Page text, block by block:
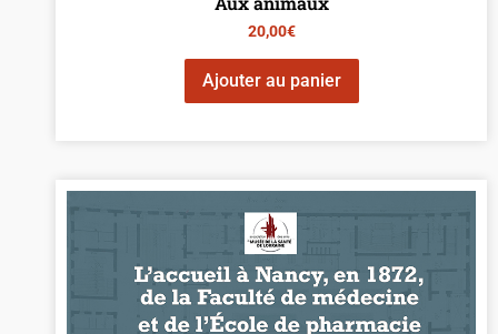
20,00€
Ajouter au panier